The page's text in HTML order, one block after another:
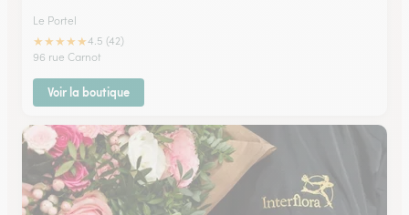
Le Portel
★★★★★4.5 (42)
96 rue Carnot
Voir la boutique